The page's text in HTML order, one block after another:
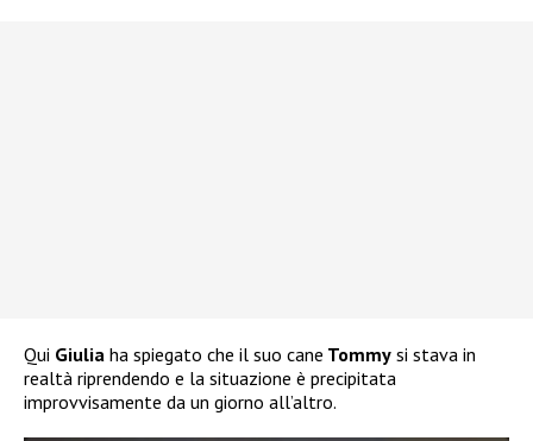
Qui Giulia ha spiegato che il suo cane Tommy si stava in
realtà riprendendo e la situazione è precipitata
improvvisamente da un giorno all’altro.